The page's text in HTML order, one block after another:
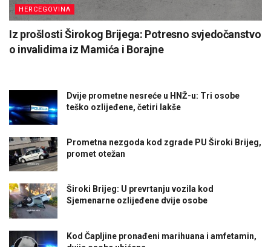
HERCEGOVINA
Iz prošlosti Širokog Brijega: Potresno svjedočanstvo
o invalidima iz Mamića i Borajne
Dvije prometne nesreće u HNŽ-u: Tri osobe
teško ozlijeđene, četiri lakše
Prometna nezgoda kod zgrade PU Široki Brijeg,
promet otežan
Široki Brijeg: U prevrtanju vozila kod
Sjemenarne ozlijeđene dvije osobe
Kod Čapljine pronađeni marihuana i amfetamin,